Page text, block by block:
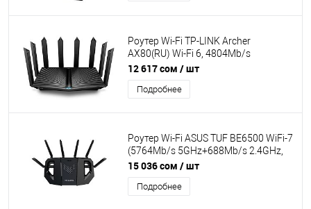
Роутер Wi-Fi TP-LINK Archer
AX80(RU) Wi-Fi 6, 4804Mb/s
5GHz+1148Mb/s 2.4GHz, 3xLAN
1Gb/s, WAN/LAN 2,5 Gb/s 8 антенны,
USB 3.0, IPTV, MU-MIMO OFDMA
12 617 сом / шт
Подробнее
Роутер Wi-Fi ASUS TUF BE6500 WiFi-7
(5764Mb/s 5GHz+688Mb/s 2.4GHz,
1xWAN 2.5G + 3xLAN 2.5G, 6 антенн,
USB 3.2, OFDMA, AiProtection Pro,
AiMesh)
15 036 сом / шт
Подробнее